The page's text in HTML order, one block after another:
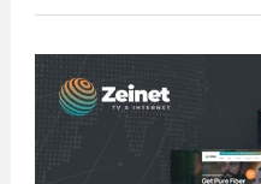
简
荣
建设
小程
微信
定制